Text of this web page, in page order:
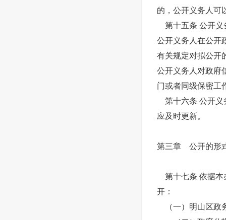
的，公开义务人可
第十五条 公开义
公开义务人在公开
有关规定对拟公开
公开义务人对政府
门或者同级保密工
第十六条 公开义
应及时更新。
第三章 公开的形
第十七条 依据本
开：
（一）明山区政